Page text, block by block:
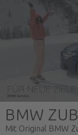
BMW
Mit Original BMW
Zurück
Werkstatt & Service
Zubehör
Digitale Services
Financial Services